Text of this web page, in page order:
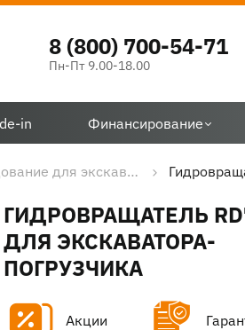
8 (800) 700-54-71
Пн-Пт 9.00-18.00
in Финансирование
Навесное оборудование для экскаваторов-погрузчиков
ГИДРОВРАЩАТЕЛЬ
ДЛЯ ЭКСКАВАТОРА-
ПОГРУЗЧИКА
Акции